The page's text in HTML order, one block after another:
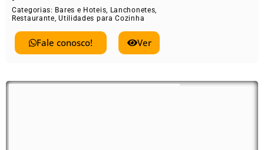
Categorias: Bares e Hoteis, Lanchonetes,
Restaurante,Utilidades para Cozinha
Fale conosco! Ver